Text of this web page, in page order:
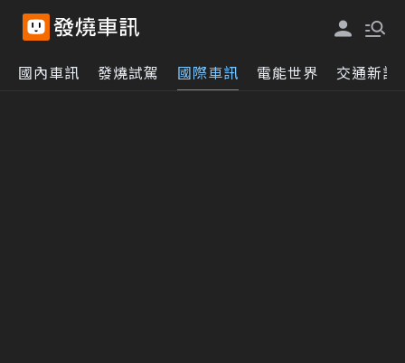
國內車訊 發燒試駕 國際車訊 電能世界 交通新訊